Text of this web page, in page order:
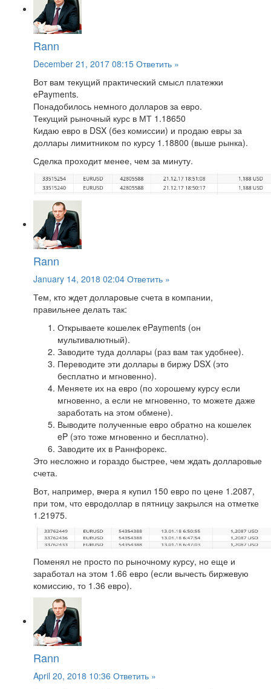
Rann
December 21, 2017 08:15 Ответить »
Вот вам текущий практический смысл платежки
ePayments.
Понадобилось немного долларов за евро.
Текущий рыночный курс в МТ 1.18650
Кидаю евро в DSX (без комиссии) и продаю евры за
доллары лимитником по курсу 1.18800 (выше рынка).
Сделка проходит менее, чем за минуту.
Rann
January 14, 2018 02:04 Ответить »
Тем, кто ждет долларовые счета в компании,
правильнее делать так:
Открываете кошелек ePayments (он
мультивалютный).
Заводите туда доллары (раз вам так удобнее).
Переводите эти доллары в биржу DSX (это
бесплатно и мгновенно).
Меняете их на евро (по хорошему курсу если
мгновенно, а если не мгновенно, то можете даже
заработать на этом обмене).
Выводите полученные евро обратно на кошелек
eP (это тоже мгновенно и бесплатно).
Заводите их в Раннфорекс.
Это несложно и гораздо быстрее, чем ждать долларовые
счета.
Вот, например, вчера я купил 150 евро по цене 1.2087,
при том, что евродоллар в пятницу закрылся на отметке
1.21975.
Поменял не просто по рыночному курсу, но еще и
заработал на этом 1.66 евро (если вычесть биржевую
комиссию, то 1.36 евро).
Rann
April 20, 2018 10:36 Ответить »